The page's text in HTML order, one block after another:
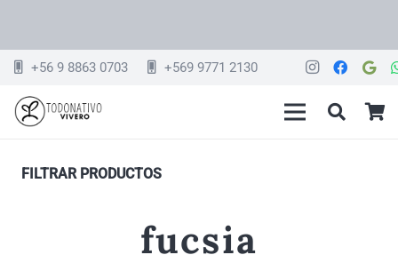
+56 9 8863 0703 +569 9771 2130
FILTRAR PRODUCTOS
fucsia